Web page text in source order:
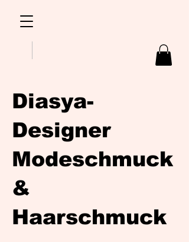
Diasya-
Designer
Modeschmuck
&
Haarschmuck